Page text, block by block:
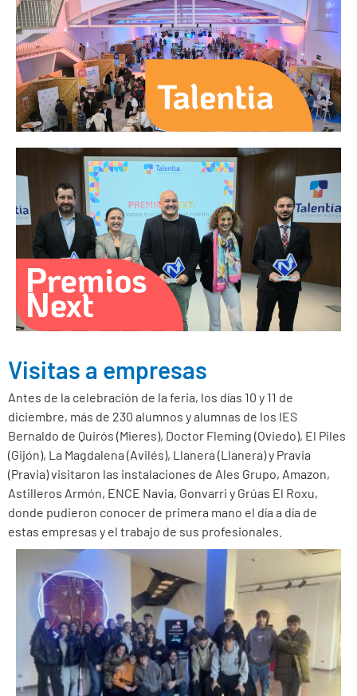
Visitas a empresas
Antes de la celebración de la feria, los días 10 y 11 de
diciembre, más de 230 alumnos y alumnas de los IES
Bernaldo de Quirós (Mieres), Doctor Fleming (Oviedo), El Piles
(Gijón), La Magdalena (Avilés), Llanera (Llanera) y Pravia
(Pravia) visitaron las instalaciones de Ales Grupo, Amazon,
Astilleros Armón, ENCE Navia, Gonvarri y Grúas El Roxu,
donde pudieron conocer de primera mano el día a día de
estas empresas y el trabajo de sus profesionales.